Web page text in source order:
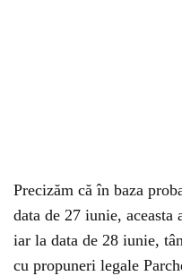
Precizăm că în baza
data de 27 iunie,
iar la data de 28 iunie,
cu propuneri legale